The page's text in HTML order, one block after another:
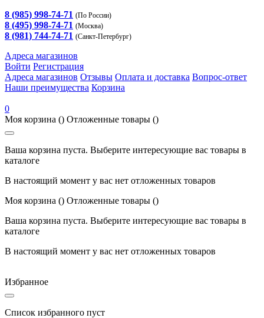
8 (985) 998-74-71 (По России)
8 (495) 998-74-71 (Москва)
8 (981) 744-74-71 (Санкт-Петербург)
Адреса магазинов
Войти Регистрация
Адреса магазинов Отзывы Оплата и доставка Вопрос-ответ
Наши преимущества Корзина
0
Моя корзина () Отложенные товары ()
Ваша корзина пуста. Выберите интересующие вас товары в
каталоге
В настоящий момент у вас нет отложенных товаров
Моя корзина () Отложенные товары ()
Ваша корзина пуста. Выберите интересующие вас товары в
каталоге
В настоящий момент у вас нет отложенных товаров
Избранное
Список избранного пуст